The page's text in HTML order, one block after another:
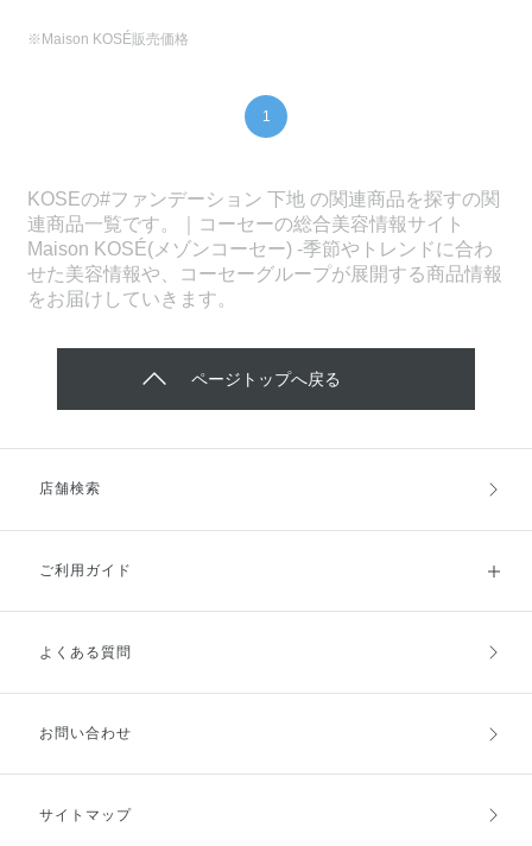
※Maison KOSÉ販売価格
1
KOSEの#ファンデーション 下地 の関連商品を探すの関
連商品一覧です。｜コーセーの総合美容情報サイト
Maison KOSÉ(メゾンコーセー) -季節やトレンドに合わ
せた美容情報や、コーセーグループが展開する商品情報
をお届けしていきます。
ページトップへ戻る
店舗検索
ご利用ガイド
ご利用ガイドトップ
お支払方法
キャンセル・返品・交換
よくある質問
お問い合わせ
サイトマップ